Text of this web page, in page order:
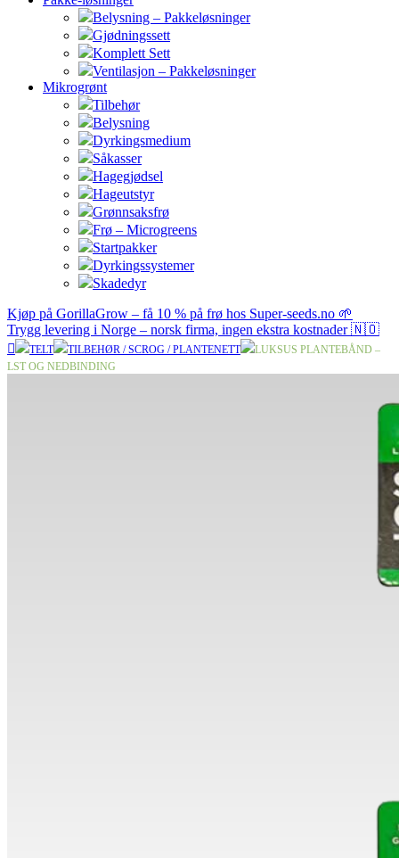
Belysning – Pakkeløsninger
Gjødningssett
Komplett Sett
Ventilasjon – Pakkeløsninger
Mikrogrønt
Tilbehør
Belysning
Dyrkingsmedium
Såkasser
Hagegjødsel
Hageutstyr
Grønnsaksfrø
Frø – Microgreens
Startpakker
Dyrkingssystemer
Skadedyr
Kjøp på GorillaGrow – få 10 % på frø hos Super-seeds.no 🌱
Trygg levering i Norge – norsk firma, ingen ekstra kostnader 🇳🇴
TELT TILBEHØR / SCROG / PLANTENETT
LUKSUS PLANTEBÅND –
LST OG NEDBINDING